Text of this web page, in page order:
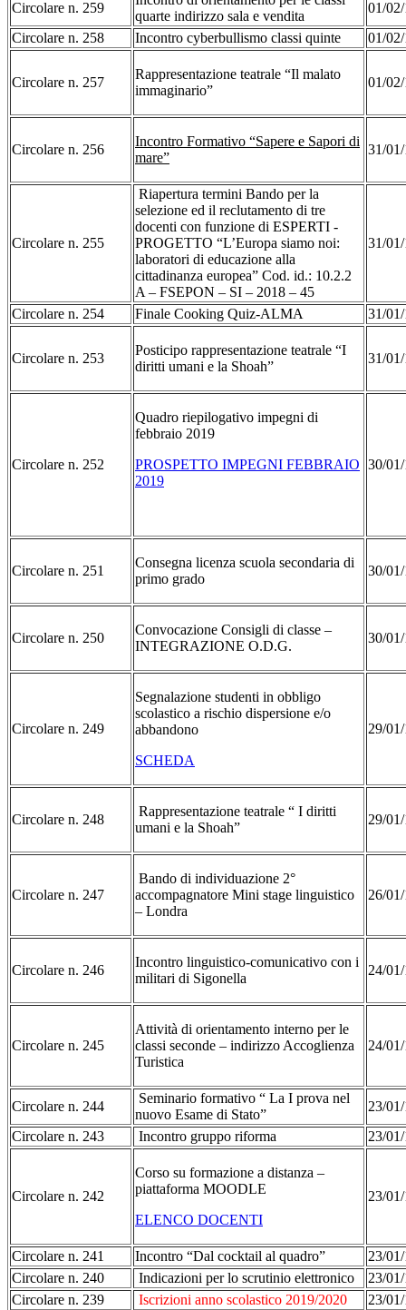
Circolare n. 259
quarte indirizzo sala e vendita
01/
Circolare n. 258
Incontro cyberbullismo classi quinte 01/
Circolare n. 257
Rappresentazione teatrale “Il malato
immaginario”
01/
Circolare n. 256
Incontro Formativo “Sapere e Sapori di
mare”
31/
Circolare n. 255
Riapertura termini Bando per la
selezione ed il reclutamento di tre
docenti con funzione di ESPERTI -
PROGETTO “L’Europa siamo noi:
laboratori di educazione alla
cittadinanza europea” Cod. id.: 10.2.2
A – FSEPON – SI – 2018 – 45
31/
Circolare n. 254 Finale Cooking Quiz-ALMA 31/
Circolare n. 253
Posticipo rappresentazione teatrale “I
diritti umani e la Shoah”
31/
Circolare n. 252
Quadro riepilogativo impegni di
febbraio 2019
PROSPETTO IMPEGNI FEBBRAIO
2019
30/
Circolare n. 251
Consegna licenza scuola secondaria di
primo grado
30/
Circolare n. 250
Convocazione Consigli di classe –
INTEGRAZIONE O.D.G.
30/
Circolare n. 249
Segnalazione studenti in obbligo
scolastico a rischio dispersione e/o
abbandono
SCHEDA
29/
Circolare n. 248
Rappresentazione teatrale “ I diritti
umani e la Shoah”
29/
Circolare n. 247
Bando di individuazione 2°
accompagnatore Mini stage linguistico
– Londra
26/
Circolare n. 246
Incontro linguistico-comunicativo con i
militari di Sigonella
24/
Circolare n. 245
Attività di orientamento interno per le
classi seconde – indirizzo Accoglienza
Turistica
24/
Circolare n. 244
Seminario formativo “ La I prova nel
nuovo Esame di Stato”
23/
Circolare n. 243
Incontro gruppo riforma 23/
Circolare n. 242
Corso su formazione a distanza –
piattaforma MOODLE
ELENCO DOCENTI
23/
Circolare n. 241 Incontro “Dal cocktail al quadro”
23/
Circolare n. 240
Indicazioni per lo scrutinio elettronico
23/
Circolare n. 239
Iscrizioni anno scolastico 2019/2020 23/